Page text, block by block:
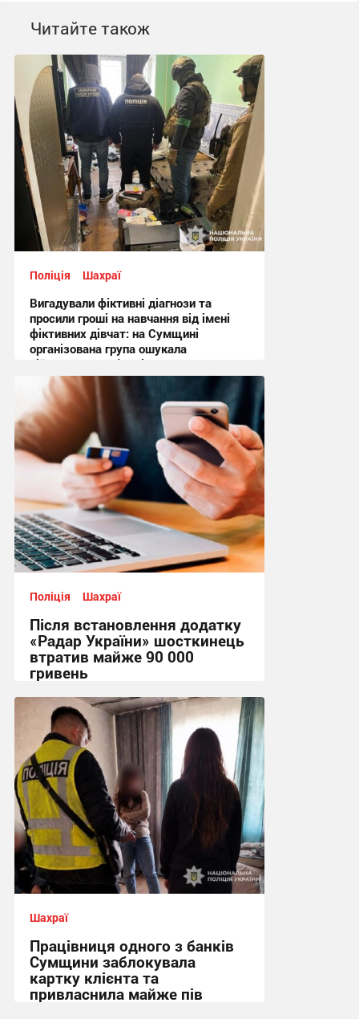
Читайте також
Поліція Шахраї
Вигадували фіктивні діагнози та
просили гроші на навчання від імені
фіктивних дівчат: на Сумщині
організована група ошукала
військовослужбовців на понад
мільйон гривень
14:41 вчора
Поліція Шахраї
Після встановлення додатку
«Радар України» шосткинець
втратив майже 90 000
гривень
11:44 вчора
Шахраї
Працівниця одного з банків
Сумщини заблокувала
картку клієнта та
привласнила майже пів